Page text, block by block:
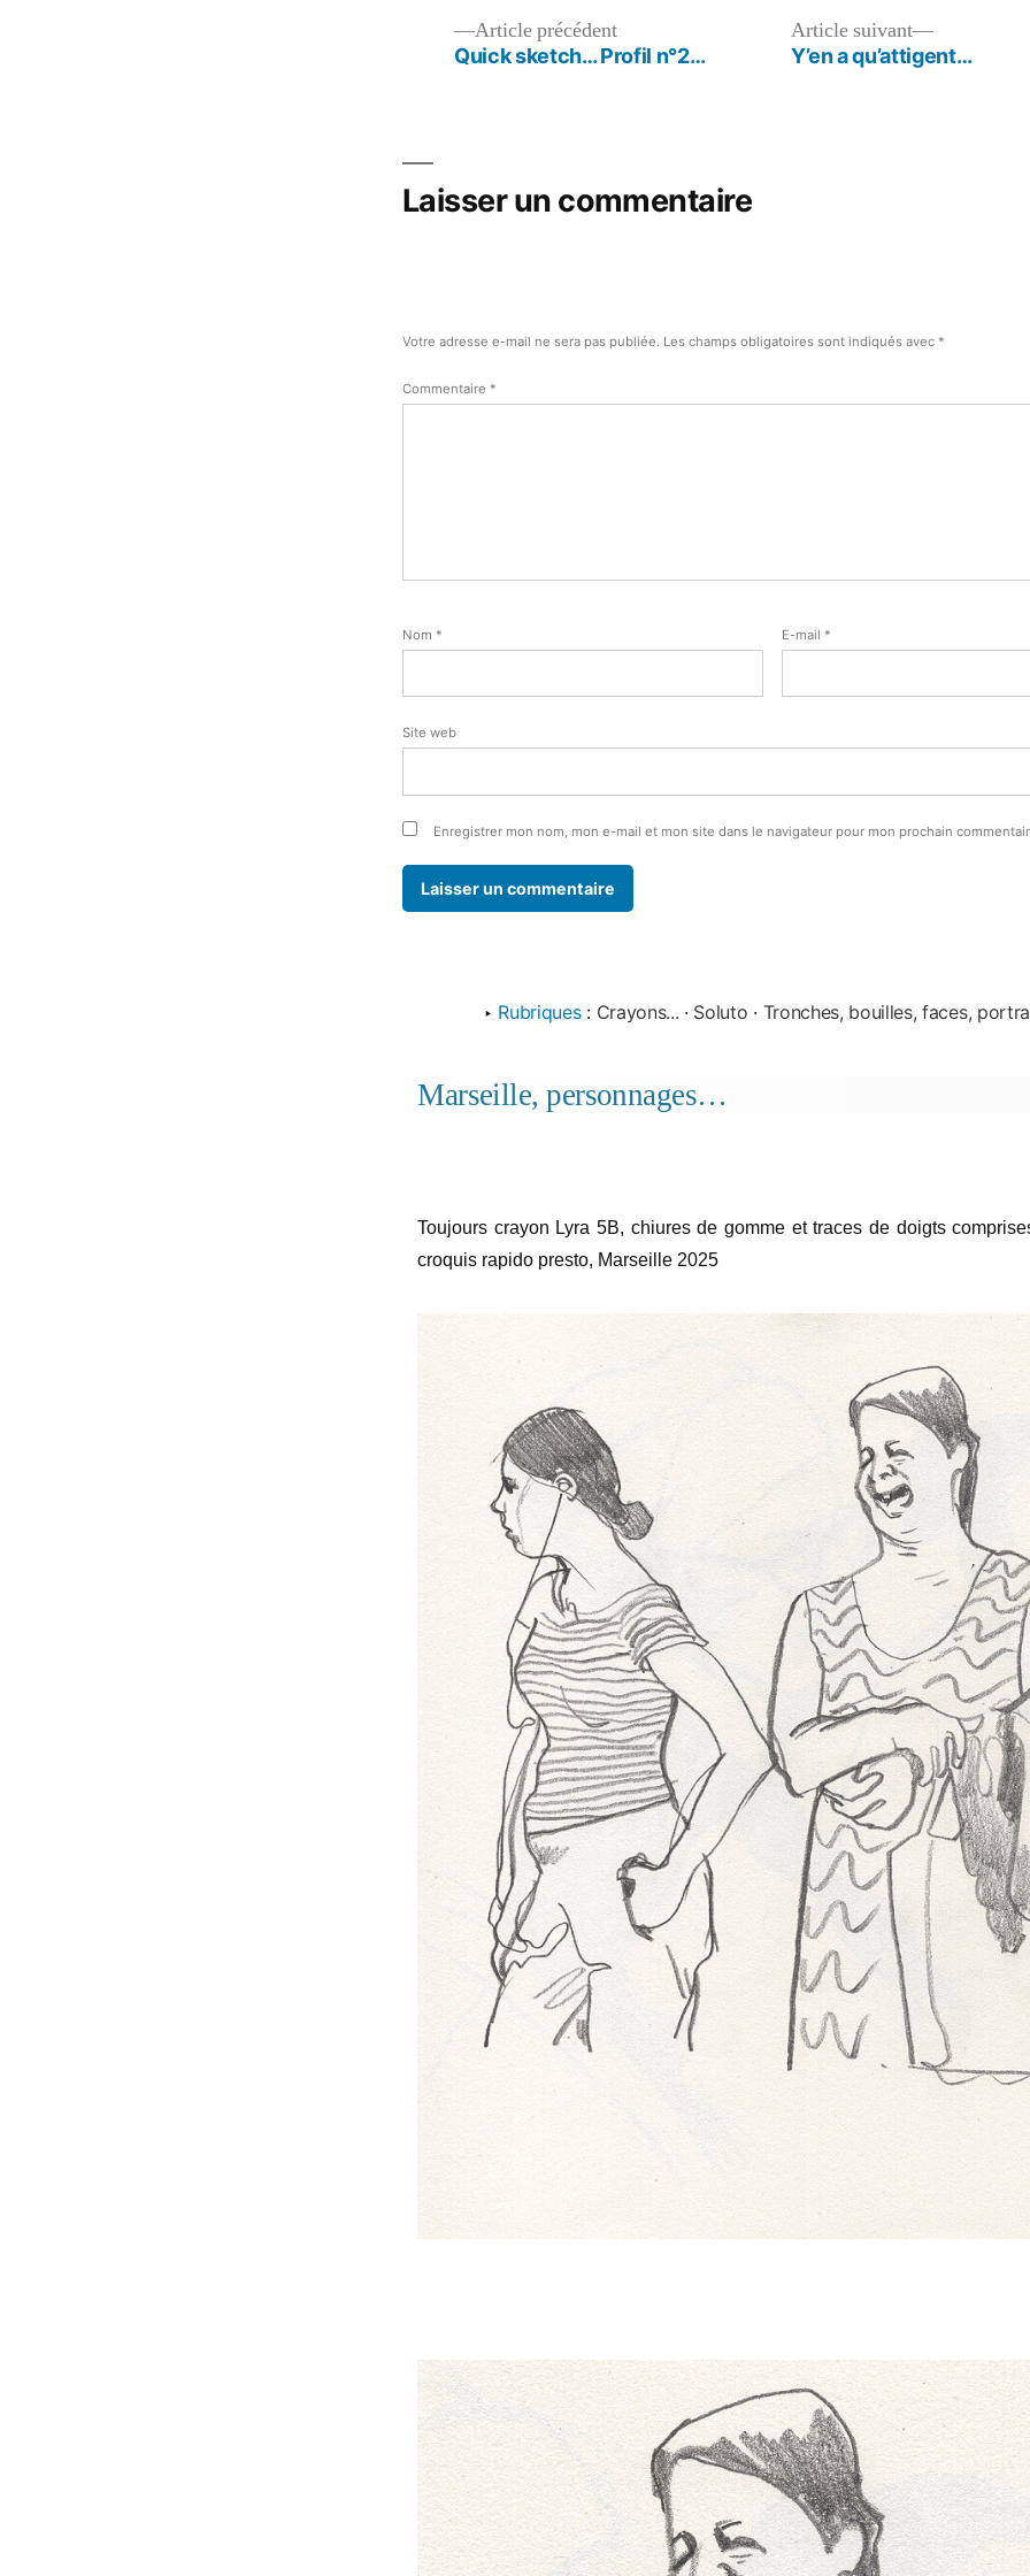
Article précédentArticle
précédent :
Quick sketch… Profil n°2…
Article suivant
Article
suivant :
Y’en a qu’attigent…
Laisser un commentaire
Votre adresse e-mail ne sera pas publiée. Les champs obligatoires sont indiqués avec *
Commentaire *
Nom * E-mail *
Site web
Enregistrer mon nom, mon e-mail et mon site dans le navigateur pour mon prochain
‣ Rubriques : Crayons... · Soluto · Tronches, bouilles, faces,
Marseille, personnages…
Toujours crayon Lyra 5B, chiures de gomme et traces de doigts
croquis rapido presto, Marseille 2025